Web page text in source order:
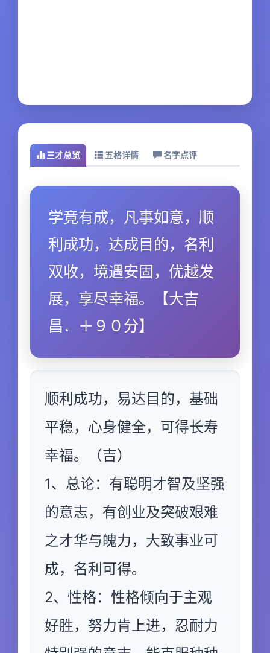
三才总览 五格详情 名字点评
学竟有成，凡事如意，顺
利成功，达成目的，名利
双收，境遇安固，优越发
展，享尽幸福。【大吉
昌．＋９０分】
顺利成功，易达目的，基础
平稳，心身健全，可得长寿
幸福。（吉）
1、总论：有聪明才智及坚强
的意志，有创业及突破艰难
之才华与魄力，大致事业可
成，名利可得。
2、性格：性格倾向于主观
好胜，努力肯上进，忍耐力